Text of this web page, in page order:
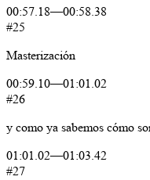
00:57.18—00:58.38
#25
Masterización
00:59.10—01:01.02
#26
y como ya sabemos cómo
01:01.02—01:03.42
#27